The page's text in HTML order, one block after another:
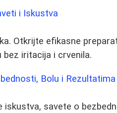
i Iskustva
Otkrijte efikasne
iritacija i crvenila.
Bolu i Rezultatima
iskustva, savete o